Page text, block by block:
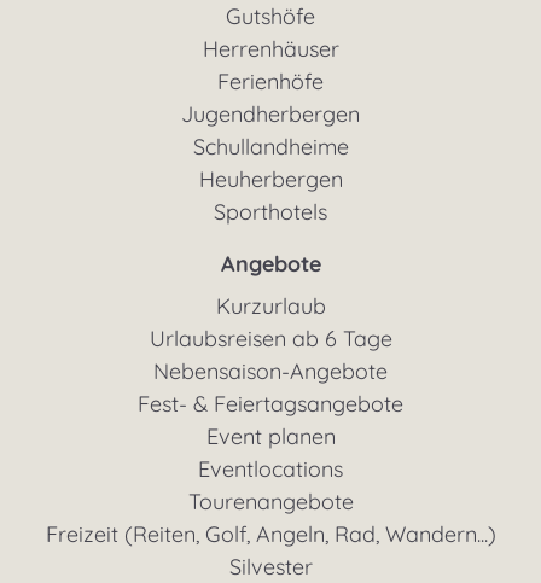
Gutshöfe
Herrenhäuser
Ferienhöfe
Jugendherbergen
Schullandheime
Heuherbergen
Sporthotels
Angebote
Kurzurlaub
Urlaubsreisen ab 6 Tage
Nebensaison-Angebote
Fest- & Feiertagsangebote
Event planen
Eventlocations
Tourenangebote
Freizeit (Reiten, Golf, Angeln, Rad, Wandern...)
Silvester